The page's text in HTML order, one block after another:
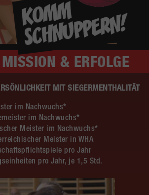
MISSION & ERFOLGE
MIT SIEGERMENTHALITÄT
im Nachwuchs*
im Nachwuchs*
Meister im Nachwuchs*
Meister in WHA
pro Jahr
pro Jahr, je 1,5 Std.